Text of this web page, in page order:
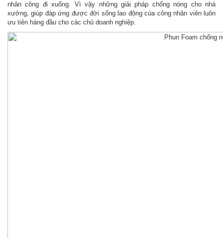
nhân công đi xuống. Vì vậy những giải pháp chống nóng cho nhà
xưởng, giúp đáp ứng được đời sống lao động của công nhân viên luôn
ưu tiên hàng đầu cho các chủ doanh nghiệp.